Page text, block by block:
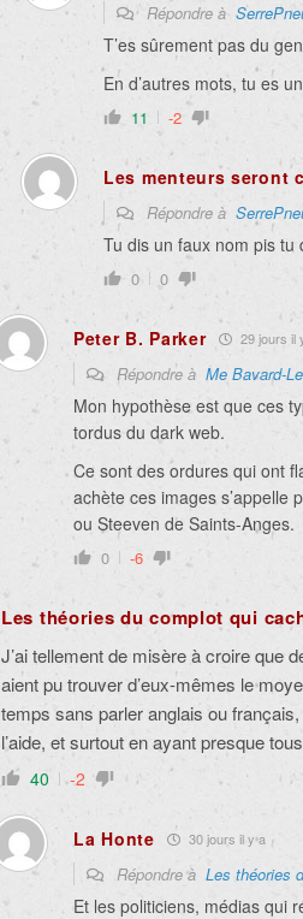
Répondre à
T’es sûrement pas du
En d’autres mots, tu es
11 -2
Les menteurs seront
Répondre à
Tu dis un faux nom pis
0 0
Peter B. Parker 29 jours il
Répondre à Me Bavard-
Mon hypothèse est que ces
tordus du dark web.
Ce sont des ordures qui ont
achète ces images s’appelle
ou Steeven de Saints-Anges.
0 -6
Les théories du complot qui
J’ai tellement de misère à croire que
aient pu trouver d’eux-mêmes le
temps sans parler anglais ou
l’aide, et surtout en ayant presque
40 -2
La Honte 30 jours il y a
Répondre à Les théories
Et les politiciens, médias qui